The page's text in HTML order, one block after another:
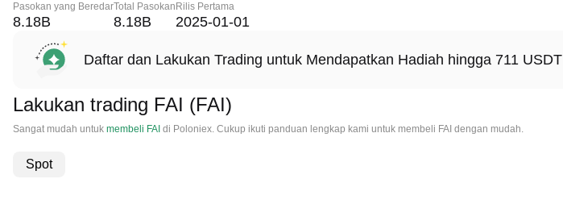
Pasokan yang Beredar
8.18B
Total Pasokan
8.18B
Rilis Pertama
2025-01-01
Daftar dan Lakukan Trading untuk Mendapatkan Hadiah hingga 711 USDT
Lakukan trading FAI (FAI)
Sangat mudah untuk membeli FAI di Poloniex. Cukup ikuti panduan lengkap kami untuk membeli FAI dengan mudah.
Spot